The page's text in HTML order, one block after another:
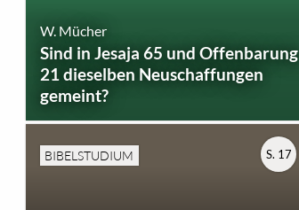
W. Mücher
Sind in Jesaja 65 und Offenbarung
21 dieselben Neuschaffungen
gemeint?
BIBELSTUDIUM S. 17